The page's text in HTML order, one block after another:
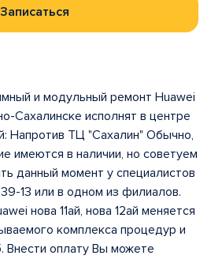
Записаться
и модульный ремонт Huawei
Сахалинске исполнят в центрe
Напротив ТЦ "Сахалин" Обычно,
имеются в наличии, но советуем
данный момент у специалистов
13 или в одном из филиалов.
нова 11ай, нова 12ай меняется
комплекса процедур и
Внести оплату Вы можете